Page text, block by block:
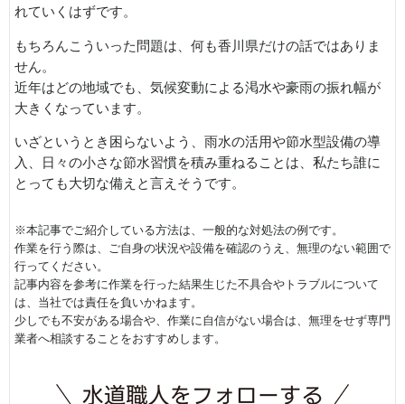
れていくはずです。
もちろんこういった問題は、何も香川県だけの話ではありま
せん。
近年はどの地域でも、気候変動による渇水や豪雨の振れ幅が
大きくなっています。
いざというとき困らないよう、雨水の活用や節水型設備の導
入、日々の小さな節水習慣を積み重ねることは、私たち誰に
とっても大切な備えと言えそうです。
※本記事でご紹介している方法は、一般的な対処法の例です。
作業を行う際は、ご自身の状況や設備を確認のうえ、無理のない範囲で
行ってください。
記事内容を参考に作業を行った結果生じた不具合やトラブルについて
は、当社では責任を負いかねます。
少しでも不安がある場合や、作業に自信がない場合は、無理をせず専門
業者へ相談することをおすすめします。